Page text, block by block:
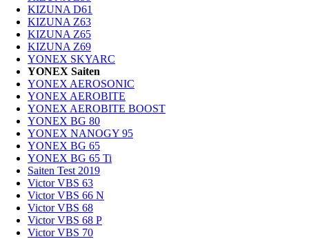
KIZUNA D61
KIZUNA Z63
KIZUNA Z65
KIZUNA Z69
YONEX SKYARC
YONEX Saiten
YONEX AEROSONIC
YONEX AEROBITE
YONEX AEROBITE BOOST
YONEX BG 80
YONEX NANOGY 95
YONEX BG 65
YONEX BG 65 Ti
Saiten Test 2019
Victor VBS 63
Victor VBS 66 N
Victor VBS 68
Victor VBS 68 P
Victor VBS 70